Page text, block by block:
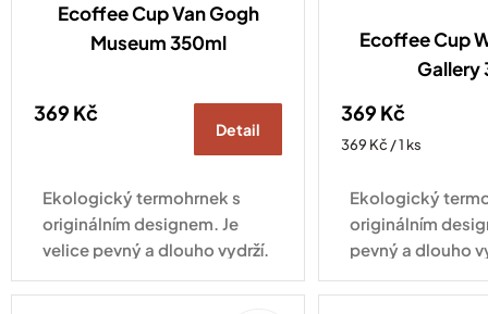
Ecoffee Cup Van Gogh
Museum 350ml
369 Kč
Detail
Ekologický termohrnek s
originálním designem. Je
velice pevný a dlouho vydrží.
Vhodný pro každodenní
využití.
Ecoffee Cup
Gallery
369 Kč
Měrná
369 Kč / 1 ks
Ekologický
originálním
pevný a dlouho
pro každodenní